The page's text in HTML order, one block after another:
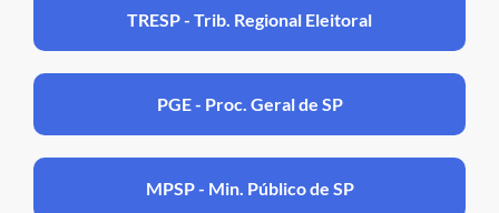
TRESP - Trib. Regional Eleitoral
PGE - Proc. Geral de SP
MPSP - Min. Público de SP